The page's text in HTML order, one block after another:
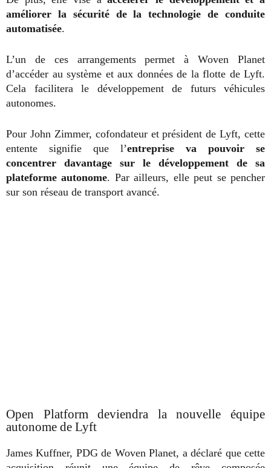
améliorer la sécurité de la technologie de conduite
automatisée.
L’un de ces arrangements permet à Woven Planet
d’accéder au système et aux données de la flotte de Lyft.
Cela facilitera le développement de futurs véhicules
autonomes.
Pour John Zimmer, cofondateur et président de Lyft, cette
entente signifie que l’entreprise va pouvoir se
concentrer davantage sur le développement de sa
plateforme autonome. Par ailleurs, elle peut se pencher
sur son réseau de transport avancé.
Open Platform deviendra la nouvelle équipe
autonome de Lyft
James Kuffner, PDG de Woven Planet, a déclaré que cette